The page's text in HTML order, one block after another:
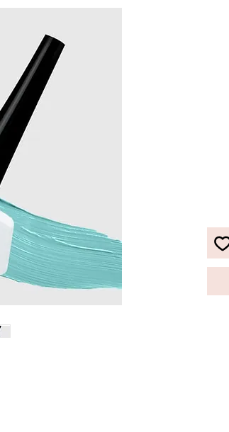
לבקבוק מברשת מתקדמת עם סיבים